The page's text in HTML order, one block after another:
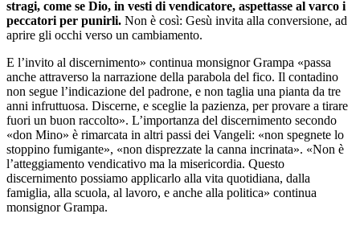
stragi, come se Dio, in vesti di vendicatore, aspettasse al varco i
peccatori per punirli. Non è così: Gesù invita alla conversione, ad
aprire gli occhi verso un cambiamento.
E l’invito al discernimento» continua monsignor Grampa «passa
anche attraverso la narrazione della parabola del fico. Il contadino
non segue l’indicazione del padrone, e non taglia una pianta da tre
anni infruttuosa. Discerne, e sceglie la pazienza, per provare a tirare
fuori un buon raccolto». L’importanza del discernimento secondo
«don Mino» è rimarcata in altri passi dei Vangeli: «non spegnete lo
stoppino fumigante», «non disprezzate la canna incrinata». «Non è
l’atteggiamento vendicativo ma la misericordia. Questo
discernimento possiamo applicarlo alla vita quotidiana, dalla
famiglia, alla scuola, al lavoro, e anche alla politica» continua
monsignor Grampa.